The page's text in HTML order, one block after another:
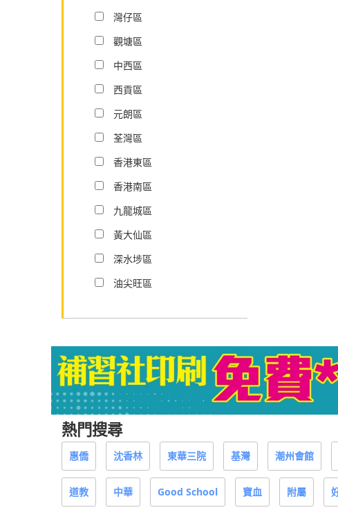
灣仔區
觀塘區
中西區
西貢區
元朗區
荃灣區
香港東區
香港南區
九龍城區
黃大仙區
深水埗區
油尖旺區
熱門搜尋
惠僑 沈香林 東華三院 基灣 潮州會館
道教 中華 Good School 寶血 附屬